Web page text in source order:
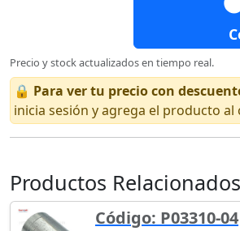
Precio y stock actualizados en tiempo real.
🔒 Para ver tu precio con
inicia sesión y agrega el producto al
Productos Relacionados
Código: P03310-04